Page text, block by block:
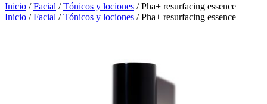
Inicio /Facial /Tónicos y lociones / Pha+ resurfacing essence
Inicio /Facial /Tónicos y lociones / Pha+ resurfacing essence